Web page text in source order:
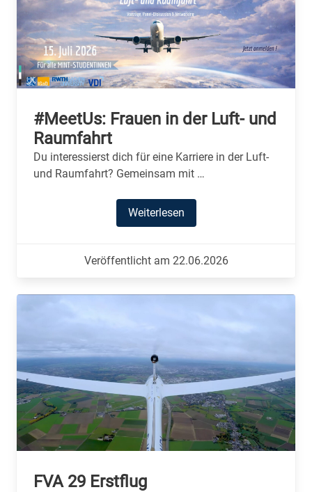
#MeetUs: Frauen in der Luft- und
Raumfahrt
Du interessierst dich für eine Karriere in der Luft-
und Raumfahrt? Gemeinsam mit …
Weiterlesen
Veröffentlicht am 22.06.2026
FVA 29 Erstflug